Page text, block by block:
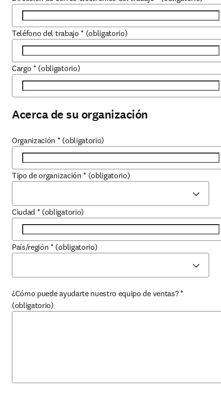
Teléfono del trabajo * (obligatorio)
Cargo * (obligatorio)
Acerca de su organización
Organización * (obligatorio)
Tipo de organización * (obligatorio)
Ciudad * (obligatorio)
País/región * (obligatorio)
¿Cómo puede ayudarte nuestro equipo de ventas? *
(obligatorio)